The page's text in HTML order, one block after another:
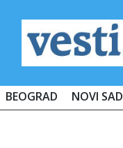
BEOGRAD NOVI SAD